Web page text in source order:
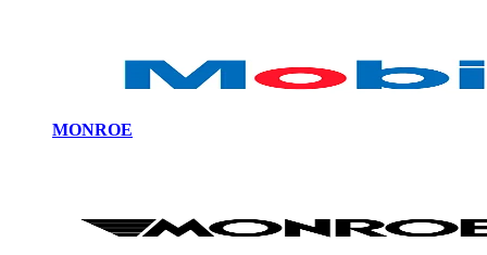
MONROE